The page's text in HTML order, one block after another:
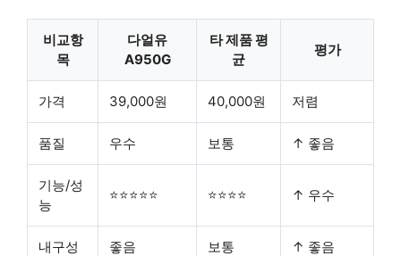
비교항
목
다얼유
A950G
타 제품 평
균
평가
가격 39,000원 40,000원 저렴
품질 우수 보통 ↑ 좋음
기능/성
능
⭐⭐⭐⭐⭐ ⭐⭐⭐⭐ ↑ 우수
내구성 좋음 보통 ↑ 좋음